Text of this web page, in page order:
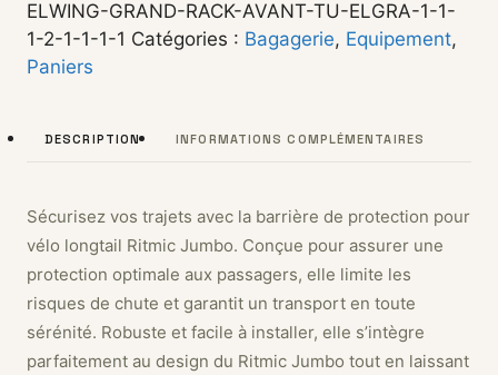
ELWING-GRAND-RACK-AVANT-TU-ELGRA-1-1-
1-2-1-1-1-1 Catégories : Bagagerie, Equipement,
Paniers
DESCRIPTION INFORMATIONS COMPLÉMENTAIRES
Sécurisez vos trajets avec la barrière de protection pour
vélo longtail Ritmic Jumbo. Conçue pour assurer une
protection optimale aux passagers, elle limite les
risques de chute et garantit un transport en toute
sérénité. Robuste et facile à installer, elle s’intègre
parfaitement au design du Ritmic Jumbo tout en laissant